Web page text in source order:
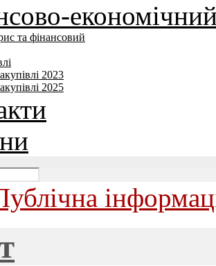
економічний
та фінансовий
2023
2025